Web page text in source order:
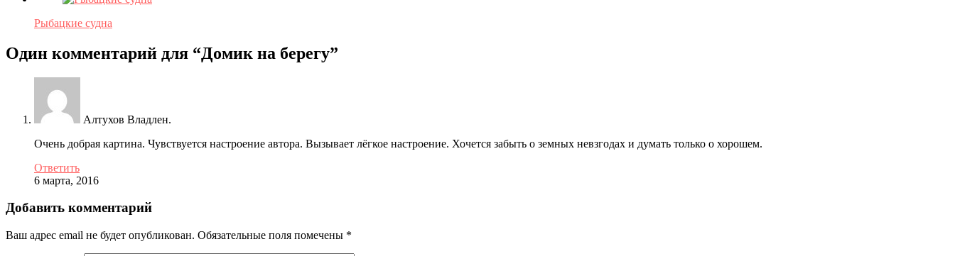
Рыбацкие судна
Один комментарий для “Домик на берегу”
Алтухов Владлен.
Очень добрая картина. Чувствуется настроение автора. Вызывает лёгкое настроение. Хочется забыть о земных невзгодах и думать только о хорошем.
Ответить
6 марта, 2016
Добавить комментарий
Ваш адрес email не будет опубликован. Обязательные поля помечены *